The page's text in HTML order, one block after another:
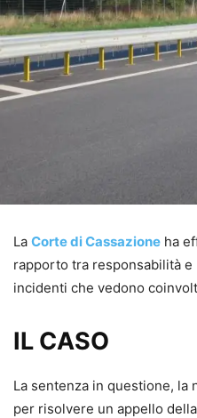
La Corte di Cassazione ha
rapporto tra responsabilità
incidenti che vedono
IL CASO
La sentenza in questione, la
per risolvere un appello